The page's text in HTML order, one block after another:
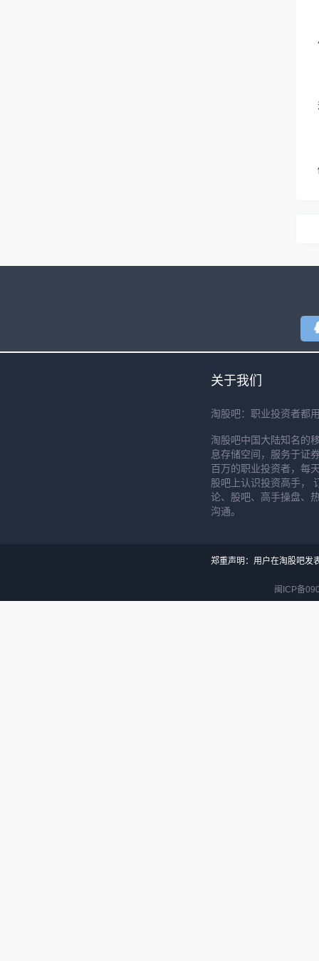
关于我们
淘股吧：职业投资者都
淘股吧中国大陆知名的
息存储空间，服务于证
百万的职业投资者，每
股吧上认识投资高手，
论、股吧、高手操盘、
沟通。
郑重声明：用户在淘股吧发
闽ICP备